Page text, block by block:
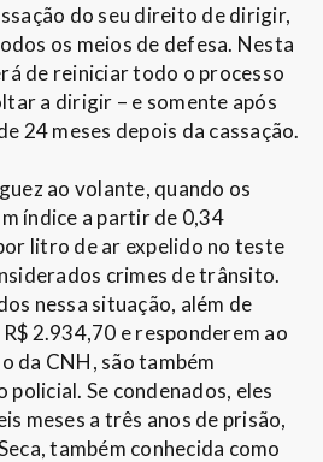
do seu direito de dirigir,
os meios de defesa. Nesta
de reiniciar todo o processo
a dirigir – e somente após
24 meses depois da cassação.
ao volante, quando os
índice a partir de 0,34
litro de ar expelido no teste
crimes de trânsito.
nessa situação, além de
2.934,70 e responderem ao
da CNH, são também
Se condenados, eles
meses a três anos de prisão,
também conhecida como